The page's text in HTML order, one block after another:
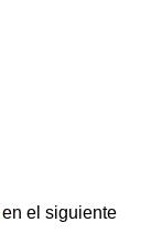
en el siguiente